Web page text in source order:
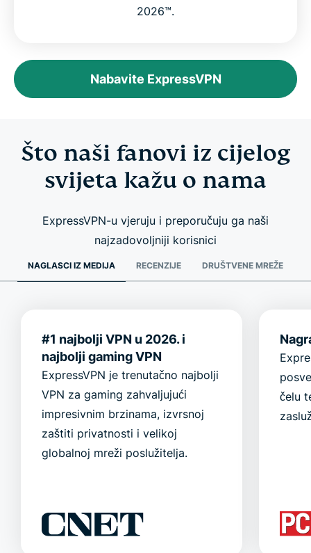
2026™.
Nabavite ExpressVPN
Što naši fanovi iz cijelog
svijeta kažu o nama
ExpressVPN-u vjeruju i preporučuju ga naši
najzadovoljniji korisnici
NAGLASCI IZ MEDIJA RECENZIJE DRUŠTVENE MREŽE
#1 najbolji VPN u 2026. i
najbolji gaming VPN
ExpressVPN je trenutačno najbolji
VPN za gaming zahvaljujući
impresivnim brzinama, izvrsnoj
zaštiti privatnosti i velikoj
globalnoj mreži poslužitelja.
čelu